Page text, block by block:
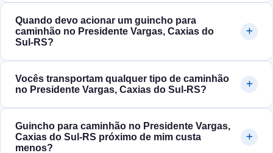
Quando devo acionar um guincho para
caminhão no Presidente Vargas, Caxias do
Sul‑RS?
Vocês transportam qualquer tipo de caminhão
no Presidente Vargas, Caxias do Sul‑RS?
Guincho para caminhão no Presidente Vargas,
Caxias do Sul‑RS próximo de mim custa
menos?